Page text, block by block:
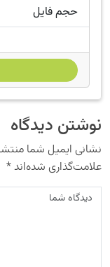
حجم فایل
نوشتن دیدگاه
نشانی ایمیل شما
علامت‌گذاری شده‌اند*